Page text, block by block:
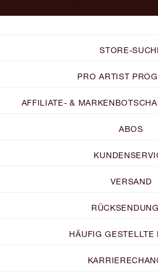
STORE-
PRO ARTIST
AFFILIATE- &
ABOS
VERSAND
HÄUFIG GESTELLTE